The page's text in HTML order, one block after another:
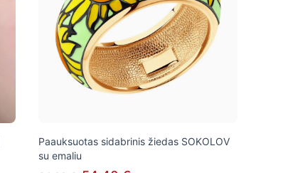
Paauksuotas sidabrinis žiedas SOKOLOV
su emaliu